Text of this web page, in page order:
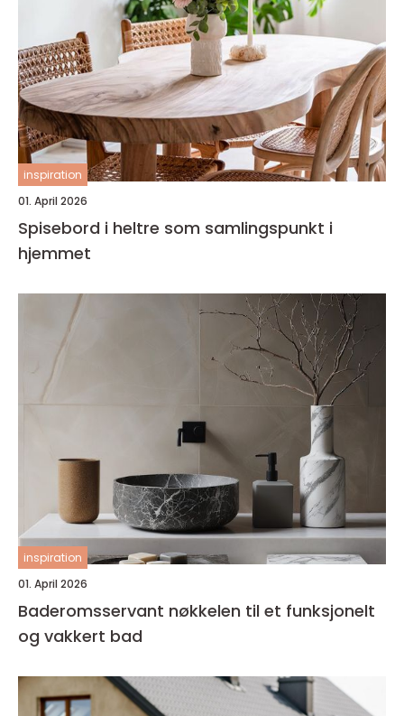
inspiration
01. April 2026
Spisebord i heltre som samlingspunkt i
hjemmet
inspiration
01. April 2026
Baderomsservant nøkkelen til et funksjonelt
og vakkert bad